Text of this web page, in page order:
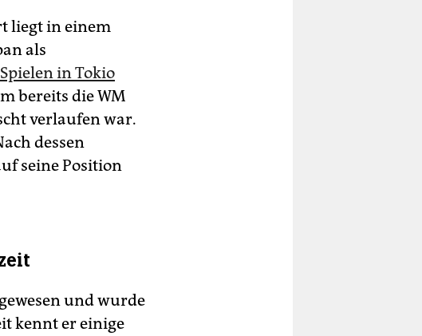
liegt in einem
als
in Tokio
bereits die WM
verlaufen war.
dessen
seine Position
und wurde
kennt er einige